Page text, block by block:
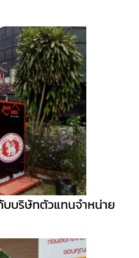
บริษัทตัวแทนจำหน่าย